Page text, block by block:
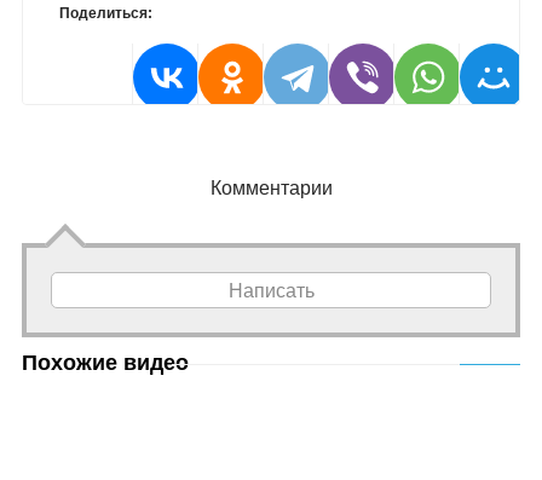
Поделиться:
Комментарии
Написать
Похожие видео